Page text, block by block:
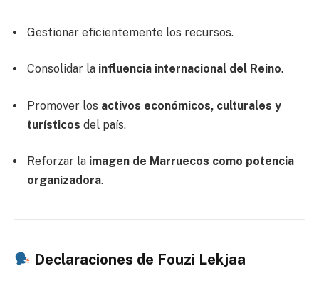
Gestionar eficientemente los recursos.
Consolidar la influencia internacional del Reino.
Promover los activos económicos, culturales y
turísticos del país.
Reforzar la imagen de Marruecos como potencia
organizadora.
Declaraciones de Fouzi Lekjaa